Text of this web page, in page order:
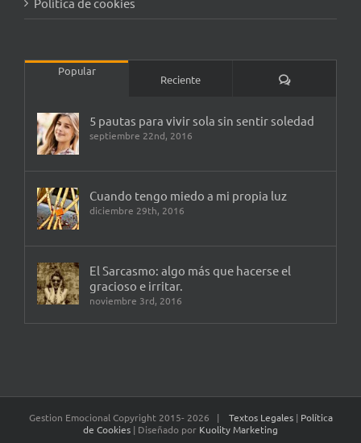
Popular
Reciente Comentarios
5 pautas para vivir sola sin sentir soledad
septiembre 22nd, 2016
Cuando tengo miedo a mi propia luz
diciembre 29th, 2016
El Sarcasmo: algo más que hacerse el
gracioso e irritar.
noviembre 3rd, 2016
Gestion Emocional Copyright 2015- 2026 | Textos Legales | Política
de Cookies | Diseñado por Kuolity Marketing